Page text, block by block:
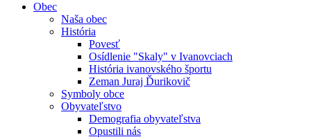
Obec
Naša obec
História
Povesť
Osídlenie "Skaly" v Ivanovciach
História ivanovského športu
Zeman Juraj Ďurikovič
Symboly obce
Obyvateľstvo
Demografia obyvateľstva
Opustili nás